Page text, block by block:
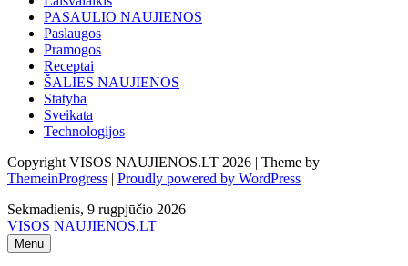
PASAULIO NAUJIENOS
Paslaugos
Pramogos
Receptai
ŠALIES NAUJIENOS
Statyba
Sveikata
Technologijos
Copyright VISOS NAUJIENOS.LT 2026 | Theme by
ThemeinProgress | Proudly powered by WordPress
Sekmadienis, 9 rugpjūčio 2026
VISOS NAUJIENOS.LT
Menu